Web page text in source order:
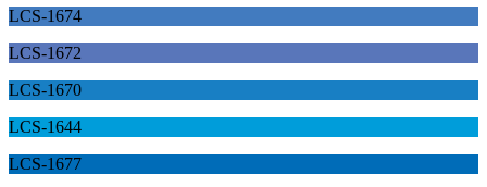
LCS-1674
LCS-1672
LCS-1670
LCS-1644
LCS-1677